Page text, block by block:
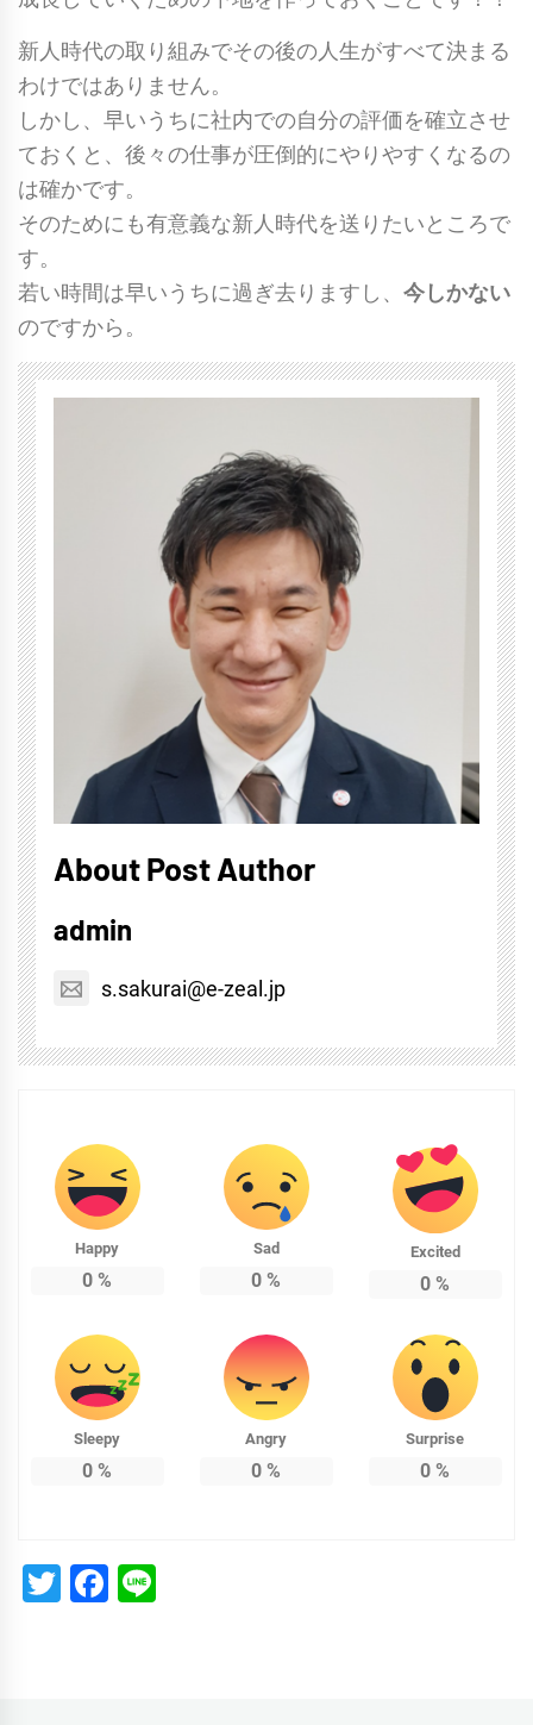
新人時代の取り組みでその後の人生がすべて決まる
わけではありません。
しかし、早いうちに社内での自分の評価を確立させ
ておくと、後々の仕事が圧倒的にやりやすくなるの
は確かです。
そのためにも有意義な新人時代を送りたいところで
す。
若い時間は早いうちに過ぎ去りますし、 今しかない
のですから。
About Post Author
admin
s.sakurai@e-zeal.jp
Happy
0 %
Sad
0 %
Excited
0 %
Sleepy
0 %
Angry
0 %
Surprise
0 %
TwitterFacebook